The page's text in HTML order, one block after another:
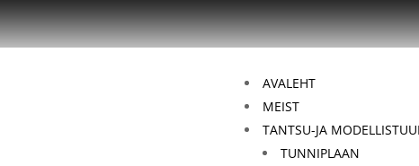
AVALEHT
MEIST
TANTSU-JA
TUNNIPLAAN